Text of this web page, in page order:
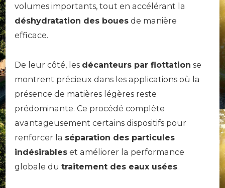
volumes importants, tout en accélérant la
déshydratation des boues de manière
efficace.
De leur côté, les décanteurs par flottation se
montrent précieux dans les applications où la
présence de matières légères reste
prédominante. Ce procédé complète
avantageusement certains dispositifs pour
renforcer la séparation des particules
indésirables et améliorer la performance
globale du traitement des eaux usées.